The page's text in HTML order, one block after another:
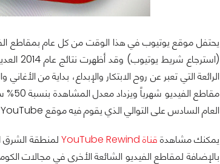
العام السادس على التوالي الذي يقوم فيه موقع YouTube بتقديم هذه القوائم لما لاقت من استحسان من قبل المستخدمين.
يمكنك مشاهدة قناة YouTube Rewind
لمنطقة الشرق
بالإضافة لمقاطع الفيديو الشائعة الأخرى في مجالات